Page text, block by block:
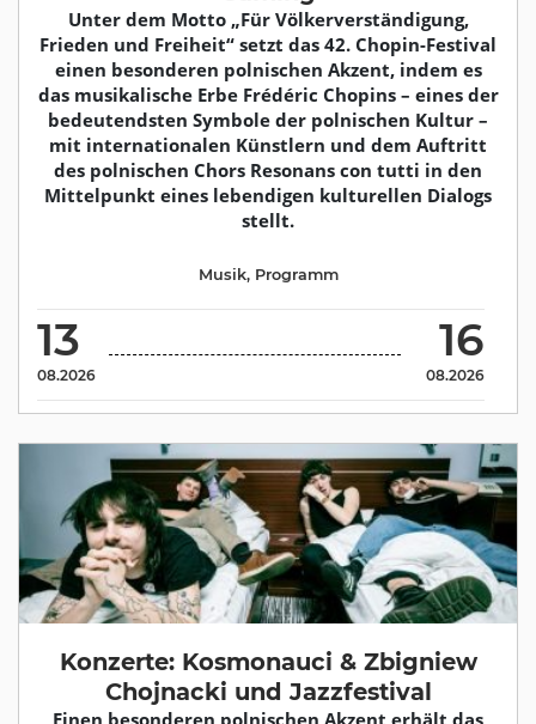
Unter dem Motto „Für Völkerverständigung,
Frieden und Freiheit“ setzt das 42. Chopin-Festival
einen besonderen polnischen Akzent, indem es
das musikalische Erbe Frédéric Chopins – eines der
bedeutendsten Symbole der polnischen Kultur –
mit internationalen Künstlern und dem Auftritt
des polnischen Chors Resonans con tutti in den
Mittelpunkt eines lebendigen kulturellen Dialogs
stellt.
13
08.2026
16
08.2026
Musik, Programm
Konzerte: Kosmonauci & Zbigniew
Chojnacki und Jazzfestival
Einen besonderen polnischen Akzent erhält das